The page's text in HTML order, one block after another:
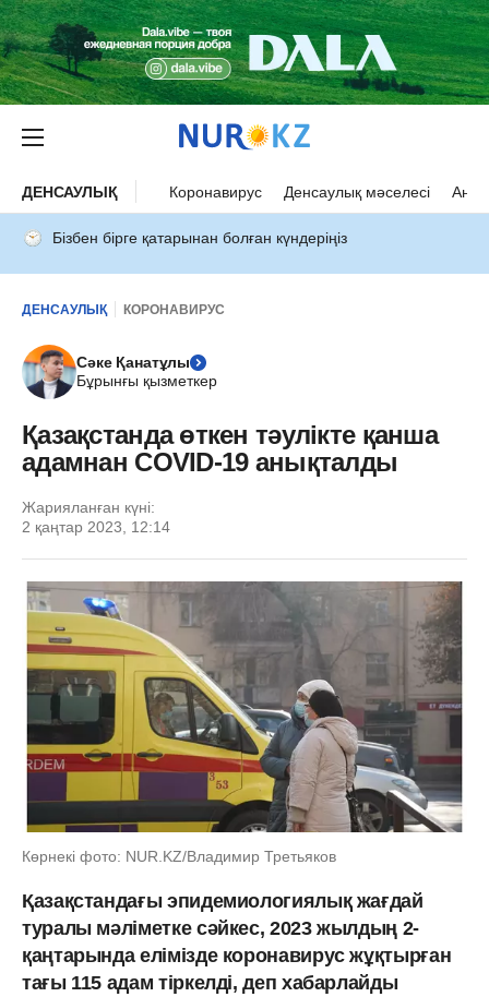
ДЕНСАУЛЫҚ Коронавирус Денсаулық мәселесі Ана
Бізбен бірге қатарынан болған күндеріңіз
ДЕНСАУЛЫҚ КОРОНАВИРУС
Сәке Қанатұлы
Бұрынғы қызметкер
Қазақстанда өткен тәулікте қанша
адамнан COVID-19 анықталды
Жарияланған күні:
2 қаңтар 2023, 12:14
Көрнекі фото: NUR.KZ/Владимир Третьяков
Қазақстандағы эпидемиологиялық жағдай
туралы мәліметке сәйкес, 2023 жылдың 2-
қаңтарында елімізде коронавирус жұқтырған
тағы 115 адам тіркелді, деп хабарлайды